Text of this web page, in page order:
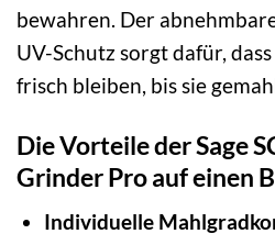
bewahren. Der
UV-Schutz sorgt dafür,
frisch bleiben, bis sie
Die Vorteile der Sage
Grinder Pro auf einen
Individuelle